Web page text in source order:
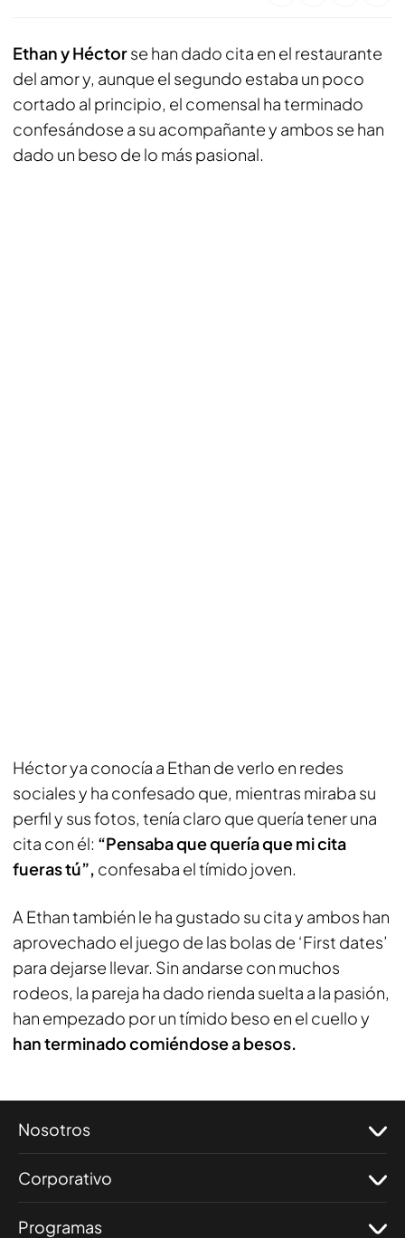
Ethan y Héctorse han dado cita en el restaurante
del amor y, aunque el segundo estaba un poco
cortado al principio, el comensal ha terminado
confesándose a su acompañante y ambos se han
dado un beso de lo más pasional.
Héctor ya conocía a Ethan de verlo en redes
sociales y ha confesado que, mientras miraba su
perfil y sus fotos, tenía claro que quería tener una
cita con él: “Pensaba que quería que mi cita
fueras tú”, confesaba el tímido joven.
A Ethan también le ha gustado su cita y ambos han
aprovechado el juego de las bolas de ‘First dates’
para dejarse llevar. Sin andarse con muchos
rodeos, la pareja ha dado rienda suelta a la pasión,
han empezado por un tímido beso en el cuello y
han terminado comiéndose a besos.
Nosotros
Corporativo
Programas